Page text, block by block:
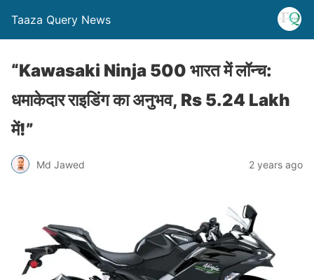
Taaza Query News
“Kawasaki Ninja 500 भारत में लॉन्च:
धमाकेदार राइडिंग का अनुभव, Rs 5.24 Lakh
में!”
Md Jawed 2 years ago